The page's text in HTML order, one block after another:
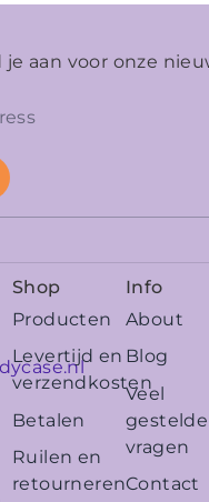
je aan voor onze
Shop
Producten
Levertijd en
verzendkosten
Betalen
Ruilen en
retourneren
Info
About
Blog
Veel
gestelde
vragen
Contact